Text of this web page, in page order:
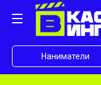
Наниматели